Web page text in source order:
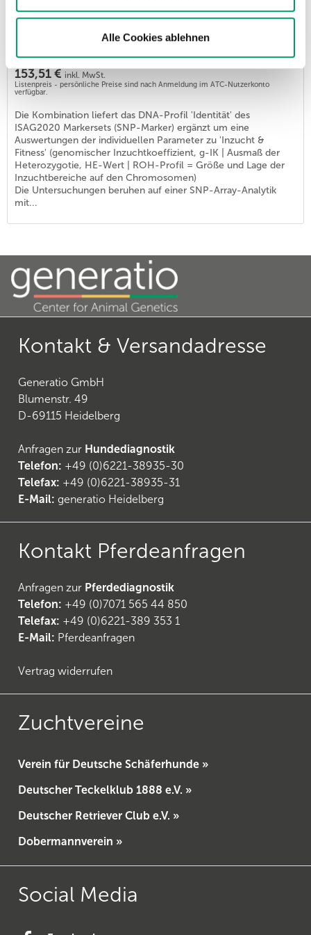
Alle Cookies ablehnen
Basispaket Identität&Inzucht&Fitness HUND
153,51 € inkl. MwSt.
Listenpreis - persönliche Preise sind nach Anmeldung im ATC-Nutzerkonto
verfügbar.
Die Kombination liefert das DNA-Profil 'Identität' des
ISAG2020 Markersets (SNP-Marker) ergänzt um eine
Auswertungen der individuellen Parameter zu 'Inzucht &
Fitness' (genomischer Inzuchtkoeffizient, g-IK | Ausmaß der
Heterozygotie, HE-Wert | ROH-Profil = Größe und Lage der
Inzuchtbereiche auf den Chromosomen)
Die Untersuchungen beruhen auf einer SNP-Array-Analytik
mit...
Kontakt & Versandadresse
Generatio GmbH
Blumenstr. 49
D-69115 Heidelberg
Anfragen zur Hundediagnostik
Telefon: +49 (0)6221-38935-30
Telefax: +49 (0)6221-38935-31
E-Mail: generatio Heidelberg
Kontakt Pferdeanfragen
Anfragen zur Pferdediagnostik
Telefon: +49 (0)7071 565 44 850
Telefax: +49 (0)6221-389 353 1
E-Mail: Pferdeanfragen
Vertrag widerrufen
Zuchtvereine
Verein für Deutsche Schäferhunde »
Deutscher Teckelklub 1888 e.V. »
Deutscher Retriever Club e.V. »
Dobermannverein »
Social Media